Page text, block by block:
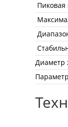
Пиковая
Диаметр